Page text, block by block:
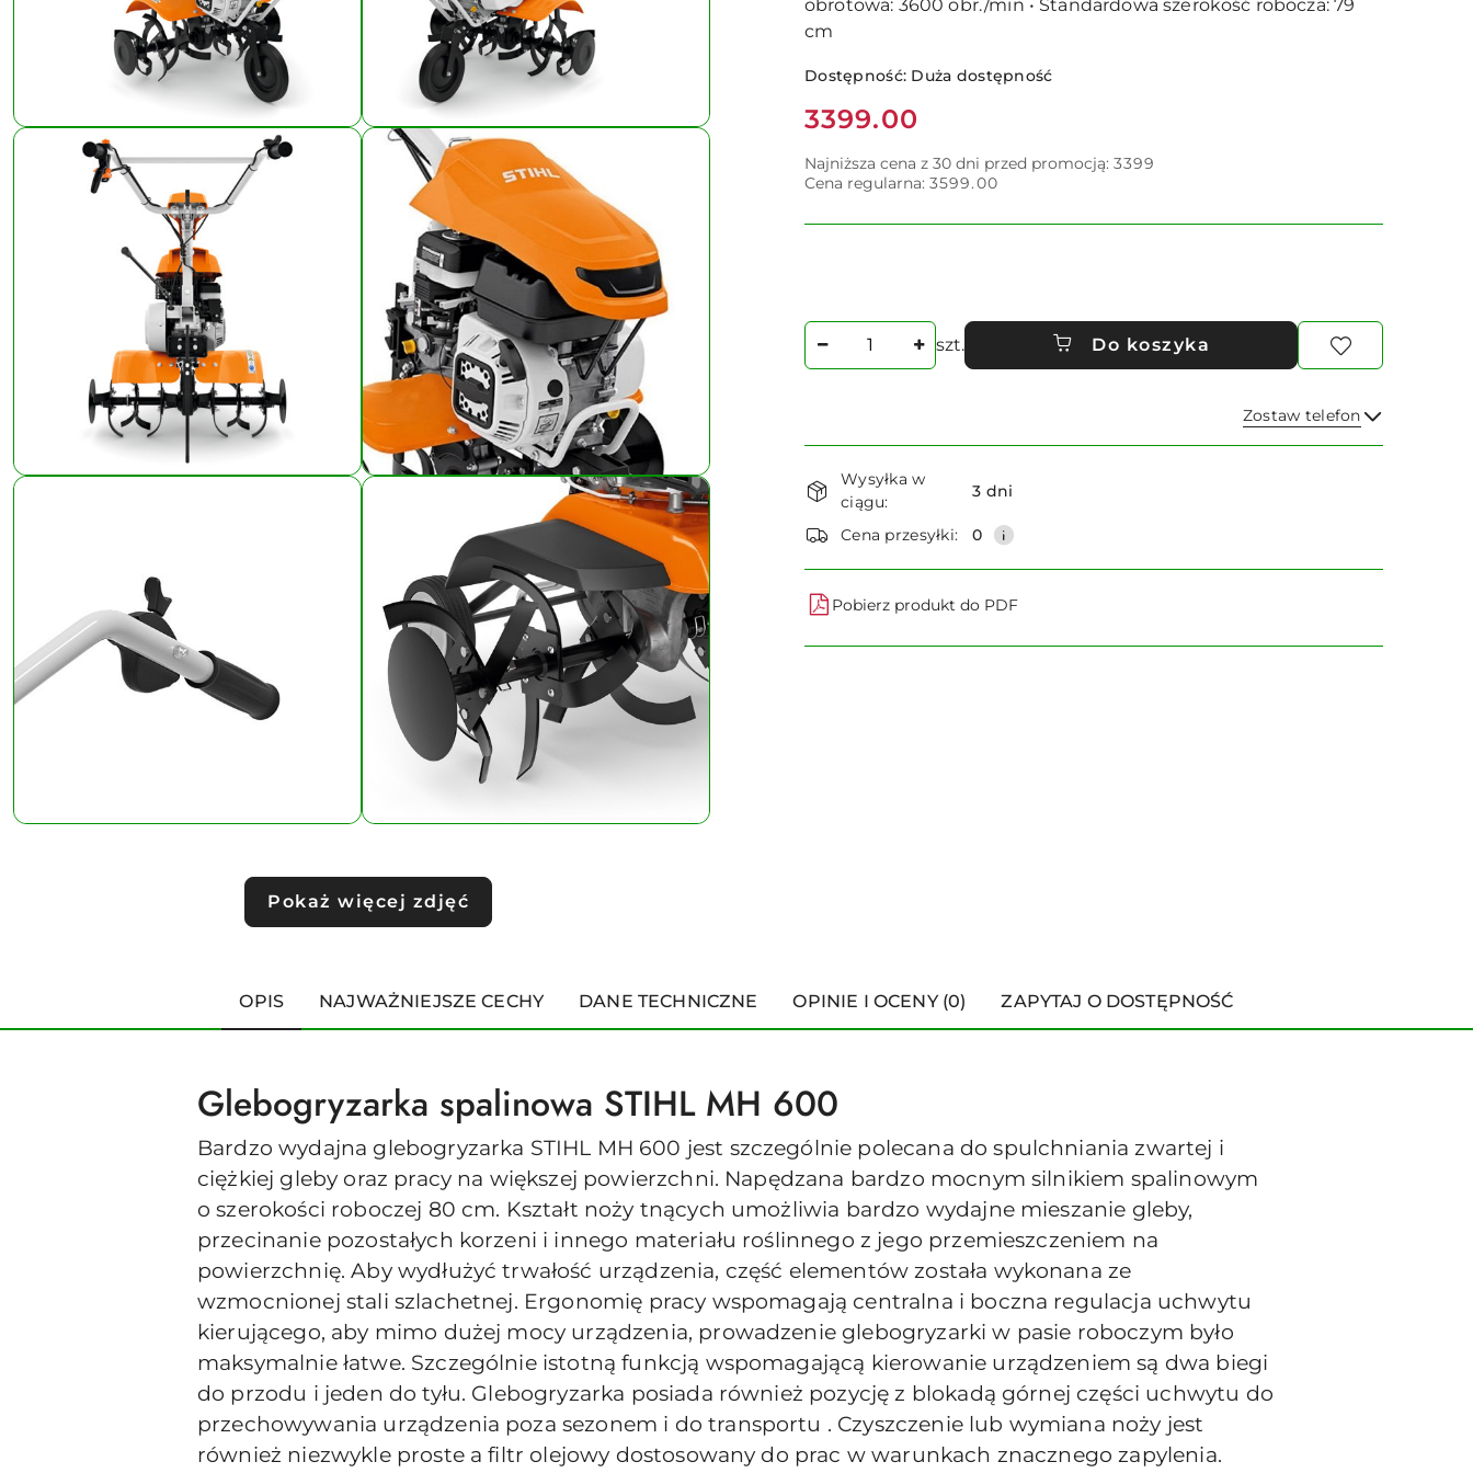
Pokaż więcej zdjęć
obrotowa: 3600 obr./min • Standardowa szerokość robocza: 79
cm
Dostępność: Duża dostępność
Cena:
3399.00
Najniższa cena z 30 dni przed promocją: 3399
Cena regularna: 3599.00
Ilość
szt. Do koszyka
Zostaw telefon
Wyślij
Dostępność
i
dostawa
Wysyłka w
ciągu:
3 dni
Cena przesyłki: 0
Pobierz produkt do PDF
OPIS NAJWAŻNIEJSZE CECHY DANE TECHNICZNE OPINIE I OCENY (0) ZAPYTAJ O DOSTĘPNOŚĆ
Glebogryzarka spalinowa STIHL MH 600
Bardzo wydajna glebogryzarka STIHL MH 600 jest szczególnie polecana do spulchniania zwartej i
ciężkiej gleby oraz pracy na większej powierzchni. Napędzana bardzo mocnym silnikiem spalinowym
o szerokości roboczej 80 cm. Kształt noży tnących umożliwia bardzo wydajne mieszanie gleby,
przecinanie pozostałych korzeni i innego materiału roślinnego z jego przemieszczeniem na
powierzchnię. Aby wydłużyć trwałość urządzenia, część elementów została wykonana ze
wzmocnionej stali szlachetnej. Ergonomię pracy wspomagają centralna i boczna regulacja uchwytu
kierującego, aby mimo dużej mocy urządzenia, prowadzenie glebogryzarki w pasie roboczym było
maksymalnie łatwe. Szczególnie istotną funkcją wspomagającą kierowanie urządzeniem są dwa biegi
do przodu i jeden do tyłu. Glebogryzarka posiada również pozycję z blokadą górnej części uchwytu do
przechowywania urządzenia poza sezonem i do transportu . Czyszczenie lub wymiana noży jest
również niezwykle proste a filtr olejowy dostosowany do prac w warunkach znacznego zapylenia.